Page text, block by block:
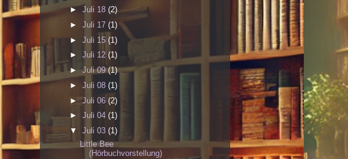
►Juli 18(2)
►Juli 17(1)
►Juli 15(1)
►Juli 12(1)
►Juli 09(1)
►Juli 08(1)
►Juli 06(2)
►Juli 04(1)
▼Juli 03(1)
Little Bee
(Hörbuchvorstellung)